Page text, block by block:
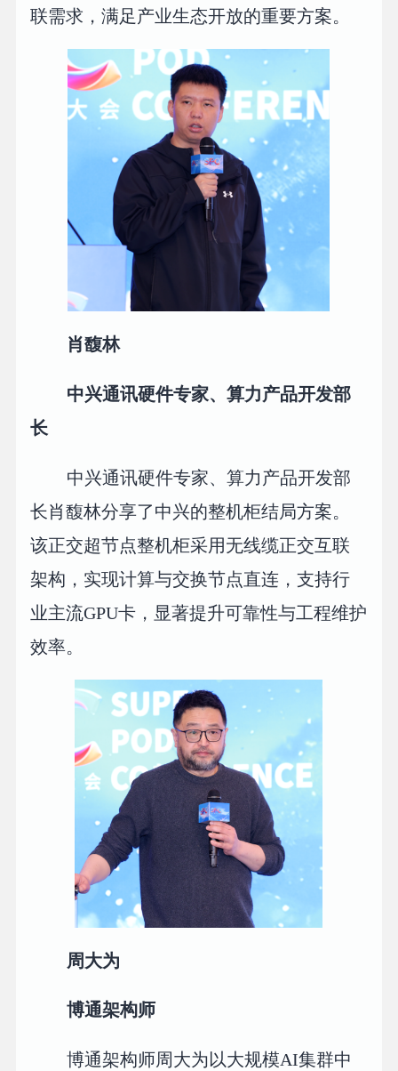
联需求，满足产业生态开放的重要方案。
肖馥林
中兴通讯硬件专家、算力产品开发部
长
中兴通讯硬件专家、算力产品开发部
长肖馥林分享了中兴的整机柜结局方案。
该正交超节点整机柜采用无线缆正交互联
架构，实现计算与交换节点直连，支持行
业主流GPU卡，显著提升可靠性与工程维护
效率。
周大为
博通架构师
博通架构师周大为以大规模AI集群中